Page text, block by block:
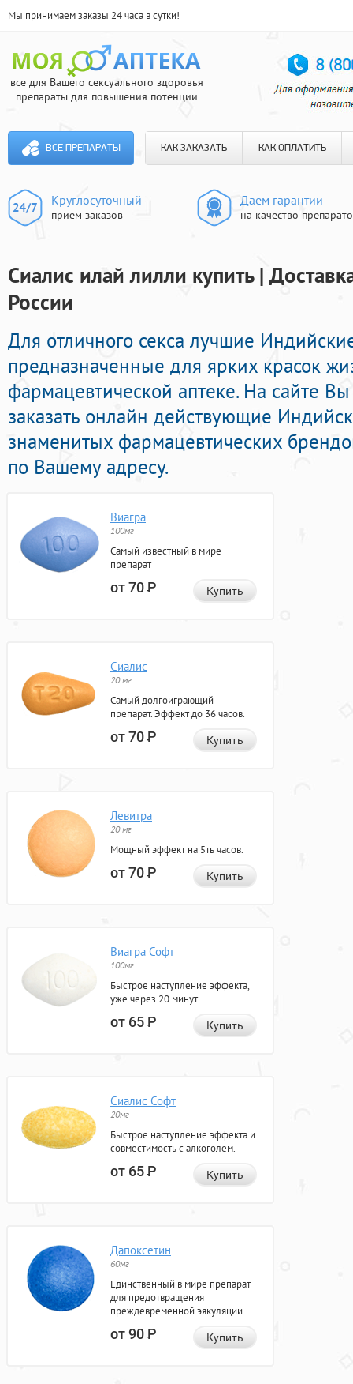
Мы принимаем заказы 24 часа в сутки!
все для Вашего сексуального здоровья
препараты для повышения потенции
ВСЕ ПРЕПАРАТЫ КАК ЗАКАЗАТЬ КАК ОПЛАТИТЬ
Круглосуточный
прием заказов
Даем гарантии
на качество
Сиалис илай лилли купить |
России
Для отличного секса лучшие
предназначенные для ярких красок
фармацевтической аптеке. На сайте
заказать онлайн действующие
знаменитых фармацевтических
по Вашему адресу.
Виагра
100мг
Самый известный в мире
препарат
от 70Р Купить
Сиалис
20 мг
Самый долгоиграющий
препарат. Эффект до 36 часов.
от 70Р Купить
Левитра
20 мг
Мощный эффект на 5ть часов.
от 70Р Купить
Виагра Софт
100мг
Быстрое наступление эффекта,
уже через 20 минут.
от 65Р Купить
Сиалис Софт
20мг
Быстрое наступление эффекта и
совместимость с алкоголем.
от 65Р Купить
Дапоксетин
60мг
Единственный в мире препарат
для предотвращения
преждевременной эякуляции.
от 90Р Купить